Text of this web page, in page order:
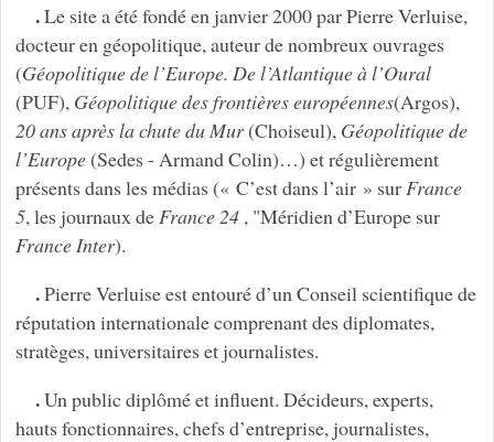
.Le site a été fondé en janvier 2000 par Pierre Verluise,
docteur en géopolitique, auteur de nombreux ouvrages
(Géopolitique de l’Europe. De l’Atlantique à l’Oural
(PUF), Géopolitique des frontières européennes(Argos),
20 ans après la chute du Mur(Choiseul), Géopolitique de
l’Europe(Sedes - Armand Colin)…) et régulièrement
présents dans les médias (« C’est dans l’air » surFrance
5, les journaux deFrance 24, "Méridien d’Europe sur
France Inter).
.Pierre Verluise est entouré d’un Conseil scientifique de
réputation internationale comprenant des diplomates,
stratèges, universitaires et journalistes.
.Un public diplômé et influent. Décideurs, experts,
hauts fonctionnaires, chefs d’entreprise, journalistes,